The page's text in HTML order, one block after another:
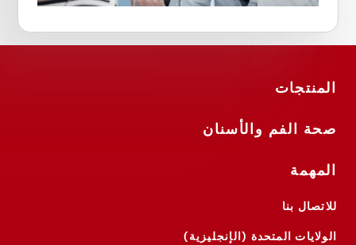
المنتجات
صحة الفم والأسنان
المهمة
للاتصال بنا
الولايات المتحدة (الإنجليزية)